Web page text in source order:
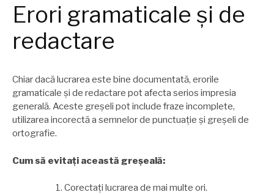
Erori gramaticale și de
redactare
Chiar dacă lucrarea este bine documentată, erorile
gramaticale și de redactare pot afecta serios impresia
generală. Aceste greșeli pot include fraze incomplete,
utilizarea incorectă a semnelor de punctuație și greșeli de
ortografie.
Cum să evitați această greșeală:
Corectați lucrarea de mai multe ori.